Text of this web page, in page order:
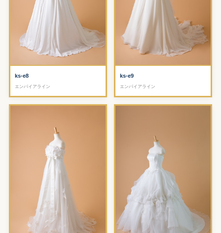
ks-e8
エンパイアライン
ks-e9
エンパイアライン